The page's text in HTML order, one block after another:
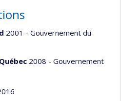
2001 - Gouvernement du
2008 - Gouvernement